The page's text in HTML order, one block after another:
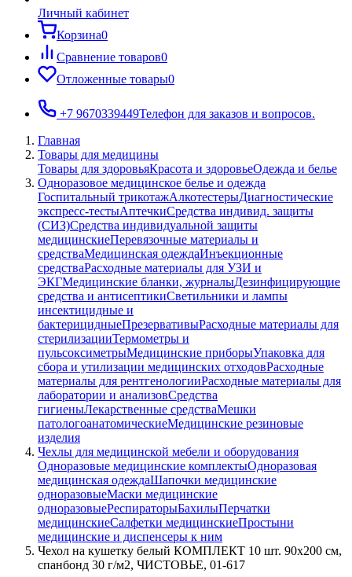
Личный кабинет
Корзина0
Сравнение товаров0
Отложенные товары0
+7 9670339449Телефон для заказов и вопросов.
Главная
Товары для медицины
Товары для здоровьяКрасота и здоровьеОдежда и белье
Одноразовое медицинское белье и одежда
Госпитальный трикотажАлкотестерыДиагностические
экспресс-тестыАптечкиСредства индивид. защиты
(СИЗ)Средства индивидуальной защиты
медицинскиеПеревязочные материалы и
средстваМедицинская одеждаИнъекционные
средстваРасходные материалы для УЗИ и
ЭКГМедицинские бланки, журналыДезинфицирующие
средства и антисептикиСветильники и лампы
инсектицидные и
бактерицидныеПрезервативыРасходные материалы для
стерилизацииТермометры и
пульсоксиметрыМедицинские приборыУпаковка для
сбора и утилизации медицинских отходовРасходные
материалы для рентгенологииРасходные материалы для
лаборатории и анализовСредства
гигиеныЛекарственные средстваМешки
патологоанатомическиеМедицинские резиновые
изделия
Чехлы для медицинской мебели и оборудования
Одноразовые медицинские комплектыОдноразовая
медицинская одеждаШапочки медицинские
одноразовыеМаски медицинские
одноразовыеРеспираторыБахилыПерчатки
медицинскиеСалфетки медицинскиеПростыни
медицинские и диспенсеры к ним
Чехол на кушетку белый КОМПЛЕКТ 10 шт. 90х200 см,
спанбонд 30 г/м2, ЧИСТОВЬЕ, 01-617